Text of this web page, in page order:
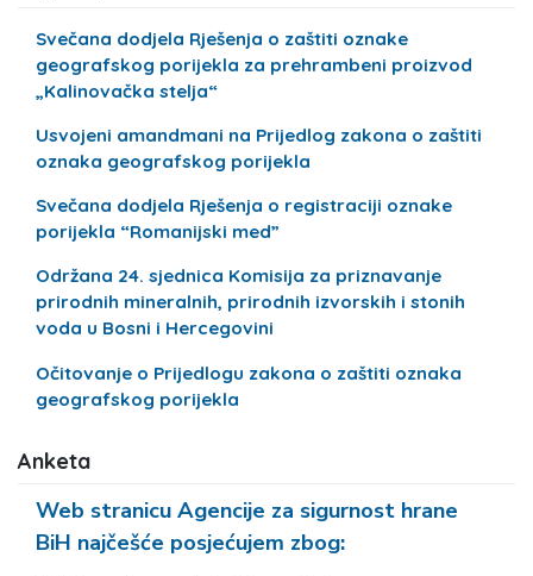
Svečana dodjela Rješenja o zaštiti oznake
geografskog porijekla za prehrambeni proizvod
„Kalinovačka stelja“
Usvojeni amandmani na Prijedlog zakona o zaštiti
oznaka geografskog porijekla
Svečana dodjela Rješenja o registraciji oznake
porijekla “Romanijski med”
Održana 24. sjednica Komisija za priznavanje
prirodnih mineralnih, prirodnih izvorskih i stonih
voda u Bosni i Hercegovini
Očitovanje o Prijedlogu zakona o zaštiti oznaka
geografskog porijekla
Anketa
Web stranicu Agencije za sigurnost hrane
BiH najčešće posjećujem zbog: